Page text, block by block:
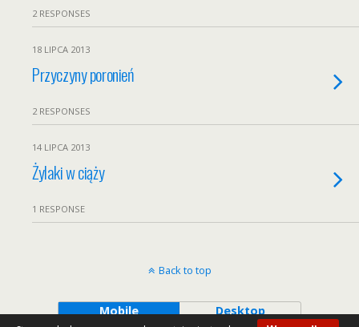
2 RESPONSES
18 LIPCA 2013
Przyczyny poronień
2 RESPONSES
14 LIPCA 2013
Żylaki w ciąży
1 RESPONSE
Back to top
Mobile Desktop